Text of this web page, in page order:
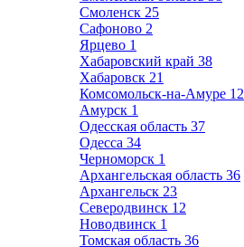
Смоленск 25
Сафоново 2
Ярцево 1
Хабаровский край 38
Хабаровск 21
Комсомольск-на-Амуре 12
Амурск 1
Одесская область 37
Одесса 34
Черноморск 1
Архангельская область 36
Архангельск 23
Северодвинск 12
Новодвинск 1
Томская область 36